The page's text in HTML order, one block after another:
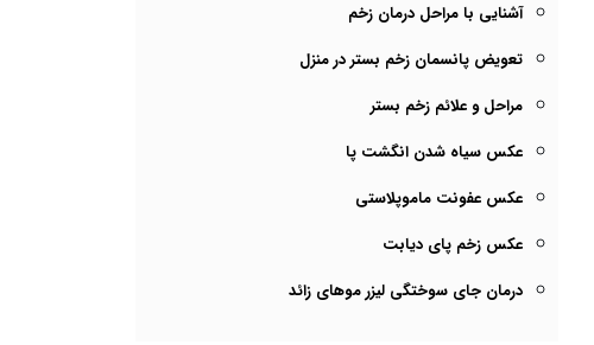
آشنایی با مراحل درمان زخم
تعویض پانسمان زخم بستر در منزل
مراحل و علائم زخم بستر
عکس سیاه شدن انگشت پا
عکس عفونت ماموپلاستی
عکس زخم پای دیابت
درمان جای سوختگی لیزر موهای زائد